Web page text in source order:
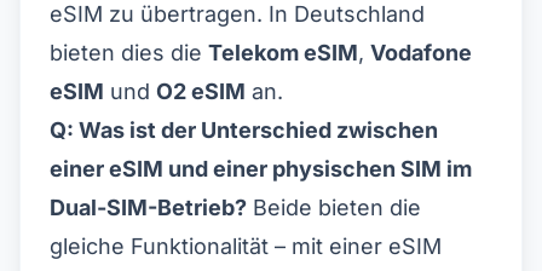
eSIM zu übertragen. In Deutschland
bieten dies die Telekom eSIM, Vodafone
eSIM und O2 eSIM an.
Q: Was ist der Unterschied zwischen
einer eSIM und einer physischen SIM im
Dual-SIM-Betrieb? Beide bieten die
gleiche Funktionalität – mit einer eSIM